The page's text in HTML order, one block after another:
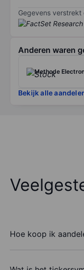
Gegevens verstrekt
Anderen waren
Methode
Bekijk alle
Hoe koop ik